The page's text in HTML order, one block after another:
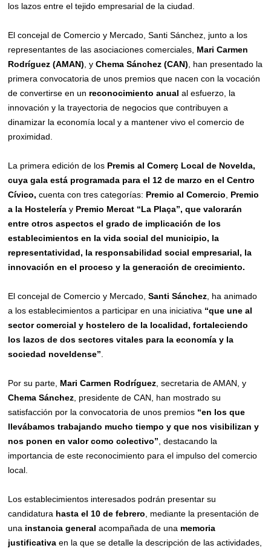
los lazos entre el tejido empresarial de la ciudad.
El concejal de Comercio y Mercado, Santi Sánchez, junto a los
representantes de las asociaciones comerciales, Mari Carmen
Rodríguez (AMAN) , yChema Sánchez (CAN) , han presentado la
primera convocatoria de unos premios que nacen con la vocación
de convertirse en un reconocimiento anual al esfuerzo, la
innovación y la trayectoria de negocios que contribuyen a
dinamizar la economía local y a mantener vivo el comercio de
proximidad.
La primera edición de los Premis al Comerç Local de Novelda,
cuya gala está programada para el 12 de marzo en el Centro
Cívico, cuenta con tres categorías: Premio al Comercio
Premio
a la Hostelería y Premio Mercat “La Plaça”,que valorarán
entre otros aspectos el grado de implicación de los
establecimientos en la vida social del municipio, la
representatividad, la responsabilidad social empresarial, la
innovación en el proceso y la generación de crecimiento.
El concejal de Comercio y Mercado,Santi Sánchez , ha animado
a los establecimientos a participar en una iniciativa “que une al
sector comercial y hostelero de la localidad, fortaleciendo
los lazos de dos sectores vitales para la economía y la
sociedad noveldense”
Por su parte, Mari Carmen Rodríguez , secretaria de AMAN, y
Chema Sánchez , presidente de CAN, han mostrado su
satisfacción por la convocatoria de unos premios “en los que
llevábamos trabajando mucho tiempo y que nos visibilizan y
nos ponen en valor como colectivo” , destacando la
importancia de este reconocimiento para el impulso del comercio
local.
Los establecimientos interesados podrán presentar su
candidatura hasta el 10 de febrero , mediante la presentación de
una instancia general acompañada de una memoria
justificativa en la que se detalle la descripción de las actividades,